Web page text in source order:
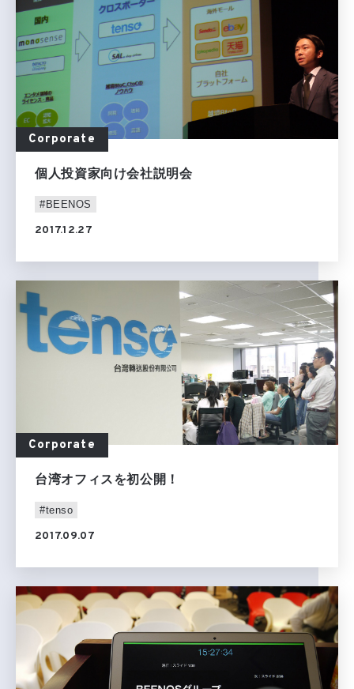
Corporate
個人投資家向け会社説明会
#BEENOS
2017.12.27
Corporate
台湾オフィスを初公開！
#tenso
2017.09.07